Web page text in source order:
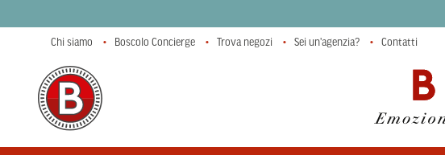
Chi siamo Boscolo Concierge Trova negozi Sei un'agenzia? Contatti